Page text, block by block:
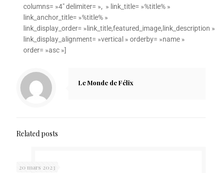
columns= »4″ delimiter= », » link_title= »%title% »
link_anchor_title= »%title% »
link_display_order= »link_title,featured_image,link_description »
link_display_alignment= »vertical » orderby= »name »
order= »asc »]
Le Monde de Félix
Related posts
20 mars 2023